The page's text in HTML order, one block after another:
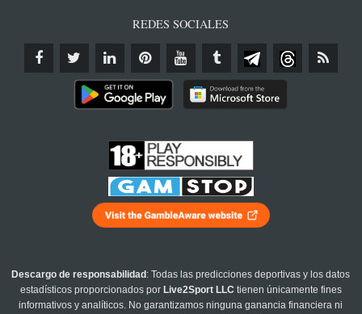
REDES SOCIALES
Descargo de responsabilidad : Todas las predicciones deportivas y los datos
estadísticos proporcionados por Live2Sport LLC tienen únicamente fines
informativos y analíticos. No garantizamos ninguna ganancia financiera ni